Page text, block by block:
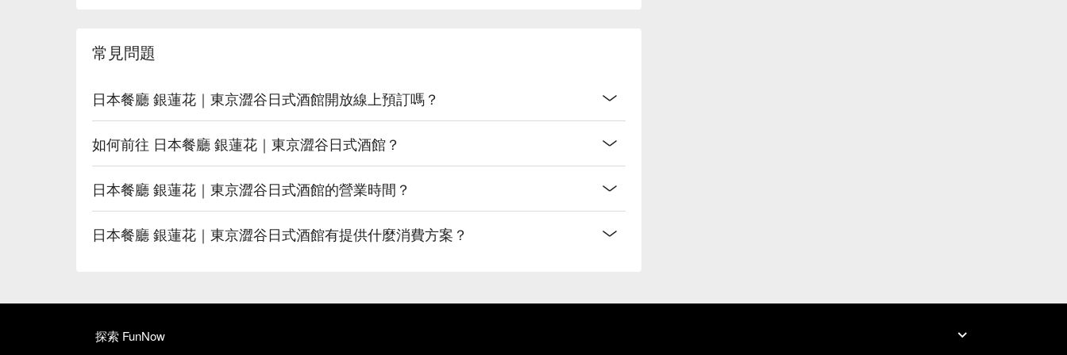
常見問題
日本餐廳 銀蓮花｜東京澀谷日式酒館開放線上預訂嗎？
如何前往 日本餐廳 銀蓮花｜東京澀谷日式酒館？
日本餐廳 銀蓮花｜東京澀谷日式酒館的營業時間？
日本餐廳 銀蓮花｜東京澀谷日式酒館有提供什麼消費方案？
探索 FunNow